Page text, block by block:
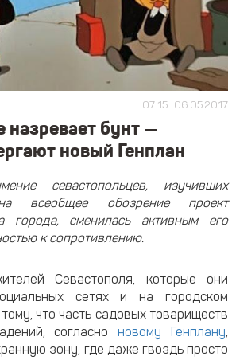
07:15 06.05.2017
назревает бунт —
новый Генплан
севастопольцев, изучивших
всеобщее обозрение проект
города, сменилась активным его
к сопротивлению.
Севастополя, которые они
сетях и на городском
что часть садовых товариществ
согласноновому Генплану,
зону, где даже гвоздь просто